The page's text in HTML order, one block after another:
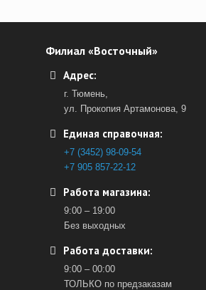
Филиал «Восточный»
Адрес:
г. Тюмень,
ул. Прокопия Артамонова, 9
Единая справочная:
+7 (3452) 98-09-54
+7 905 857-22-12
Работа магазина:
9:00 – 19:00
Без выходных
Работа доставки:
9:00 – 00:00
ТОЛЬКО по предзаказам